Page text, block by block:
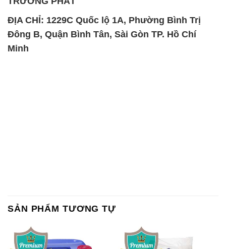
ĐỊA CHỈ: 1229C Quốc lộ 1A, Phường Bình Trị
Đông B, Quận Bình Tân, Sài Gòn TP. Hồ Chí
Minh
SẢN PHẨM TƯƠNG TỰ